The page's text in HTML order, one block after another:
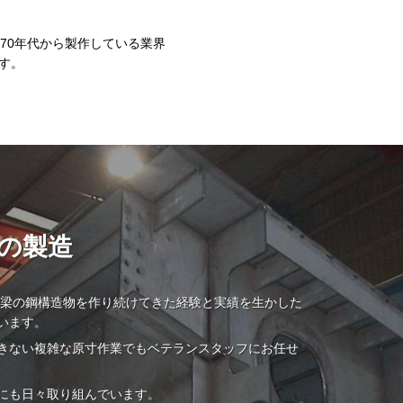
年代から製作している業界
。
製造
の鋼構造物を作り続けてきた経験と実績を生かした
ます。
ない複雑な原寸作業でもベテランスタッフにお任せ
も日々取り組んでいます。